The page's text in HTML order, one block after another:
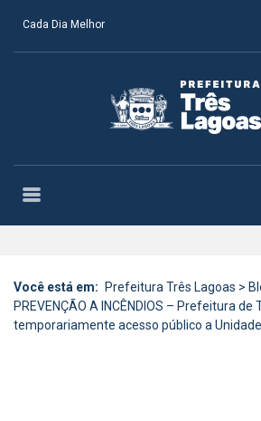
Cada Dia Melhor
Você está em: Prefeitura Três Lagoas >
PREVENÇÃO A INCÊNDIOS – Prefeitura
temporariamente acesso público a